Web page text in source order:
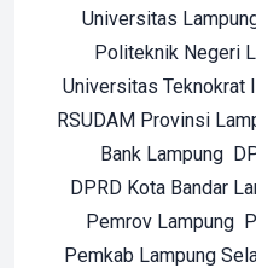
Universitas
Politeknik Negeri
Universitas Teknokrat
RSUDAM Provinsi
Bank Lampung
DPRD Kota Bandar
Pemrov Lampung
Pemkab Lampung